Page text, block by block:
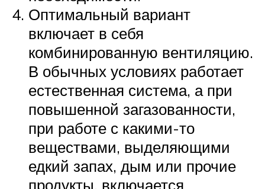
Оптимальный вариант
включает в себя
комбинированную вентиляцию.
В обычных условиях работает
естественная система, а при
повышенной загазованности,
при работе с какими-то
веществами, выделяющими
едкий запах, дым или прочие
продукты, включается